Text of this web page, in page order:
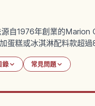
自1976年創業的
糕或冰淇淋配料款超
錄 常見問題